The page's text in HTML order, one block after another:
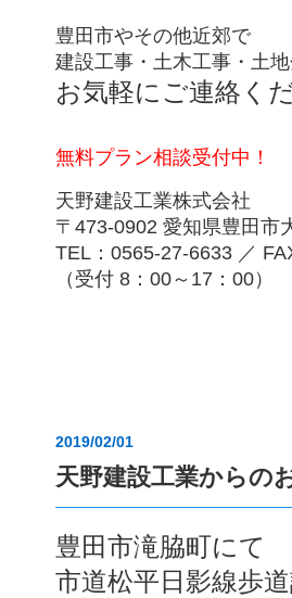
豊田市やその他近郊で
建設工事・土木工事・土
お気軽にご連絡く
無料プラン相談受付中！
天野建設工業株式会社
〒473-0902 愛知県豊田市
TEL：0565-27-6633 ／
（受付 8：00～17：00）
2019/02/01
天野建設工業からの
豊田市滝脇町にて
市道松平日影線歩